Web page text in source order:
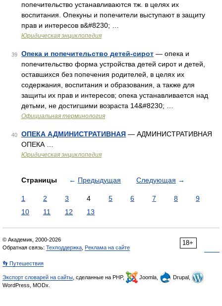
попечительство устанавливаются тж. в целях их
воспитания. Опекуны и попечители выступают в защиту
прав и интересов в&#8230; …
Юридическая энциклопедия
39 Опека и попечительство детей-сирот — опека и
попечительство форма устройства детей сирот и детей,
оставшихся без попечения родителей, в целях их
содержания, воспитания и образования, а также для
защиты их прав и интересов; опека устанавливается над
детьми, не достигшими возраста 14&#8230; …
Официальная терминология
40 ОПЕКА АДМИНИСТРАТИВНАЯ — АДМИНИСТРАТИВНАЯ
ОПЕКА …
Юридическая энциклопедия
Страницы ← Предыдущая Следующая →
1 2 3 4 5 6 7 8
9
10
11 12 13
18+
© Академик, 2000-2026
Обратная связь: Техподдержка Реклама на сайте
👣 Путешествия
Экспорт словарей на сайты , сделанные на PHP, Joomla,
Drupal,
WordPress, MODx.